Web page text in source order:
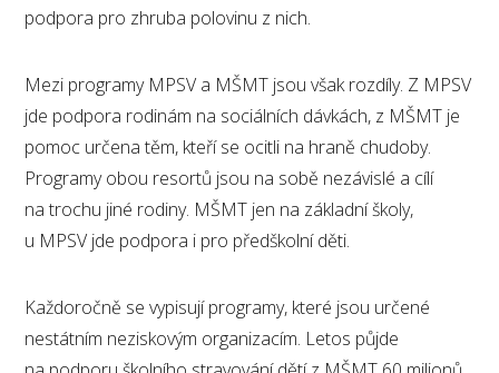
podpora pro zhruba polovinu z nich.
Mezi programy MPSV a MŠMT jsou však rozdíly. Z MPSV
jde podpora rodinám na sociálních dávkách, z MŠMT je
pomoc určena těm, kteří se ocitli na hraně chudoby.
Programy obou resortů jsou na sobě nezávislé a cílí
na trochu jiné rodiny. MŠMT jen na základní školy,
u MPSV jde podpora i pro předškolní děti.
Každoročně se vypisují programy, které jsou určené
nestátním neziskovým organizacím. Letos půjde